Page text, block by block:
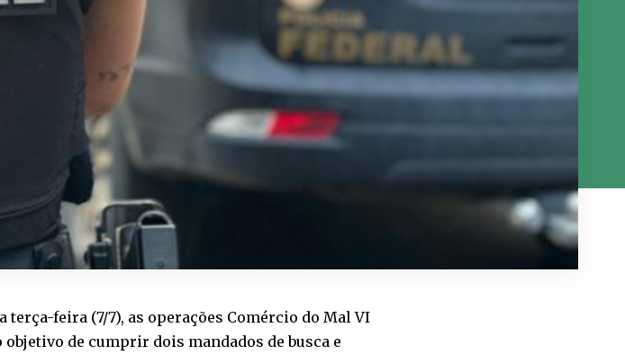
terça-feira (7/7), as operações Comércio do Mal VI
de cumprir dois mandados de busca e